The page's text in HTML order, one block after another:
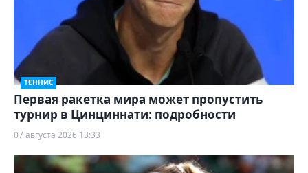
ТЕННИС
Первая ракетка мира может пропустить
турнир в Цинциннати: подробности
07 августа 2026 13:33